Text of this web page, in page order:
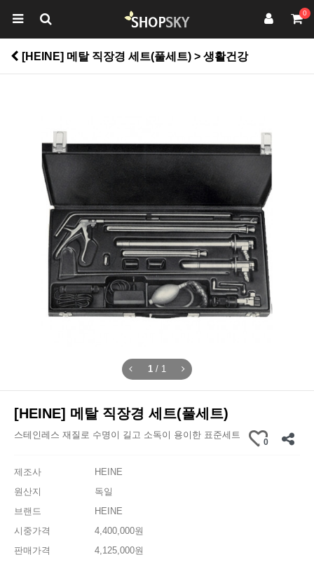
0
[HEINE] 메탈 직장경 세트(풀세트) > 생활건강
1 / 1
[HEINE] 메탈 직장경 세트(풀세트)
스테인레스 재질로 수명이 길고 소독이 용이한 표준세트
0
제조사
HEINE
원산지
독일
브랜드
HEINE
시중가격
4,400,000원
판매가격
4,125,000원